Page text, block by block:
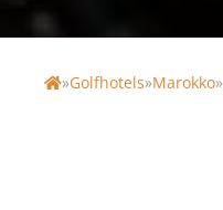
Home
»Golfhotels»Marokko»